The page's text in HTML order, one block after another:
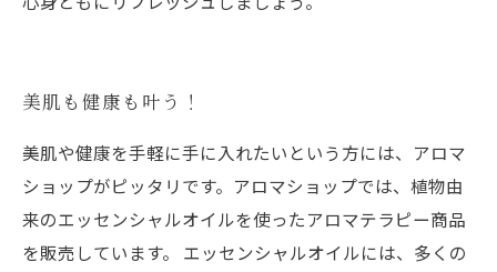
美肌も健康も叶う！
美肌や健康を手軽に手に入れたいという方には、アロマ
ショップがピッタリです。アロマショップでは、植物由
来のエッセンシャルオイルを使ったアロマテラピー商品
を販売しています。 エッセンシャルオイルには、多くの